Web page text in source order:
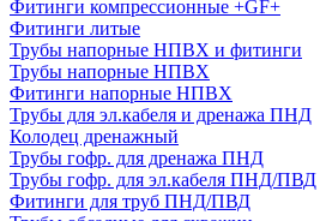
Фитинги компрессионные +GF+
Фитинги литые
Трубы напорные НПВХ и фитинги
Трубы напорные НПВХ
Фитинги напорные НПВХ
Трубы для эл.кабеля и дренажа ПНД
Колодец дренажный
Трубы гофр. для дренажа ПНД
Трубы гофр. для эл.кабеля ПНД/ПВД
Фитинги для труб ПНД/ПВД